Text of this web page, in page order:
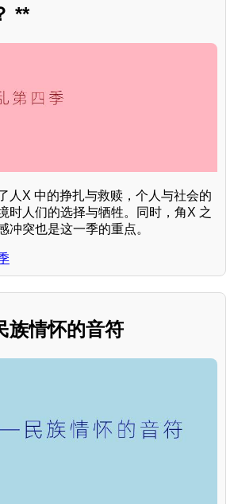
**
人X 中的挣扎与救赎，个人与社会的
时人们的选择与牺牲。同时，角X 之
冲突也是这一季的重点。
情怀的音符